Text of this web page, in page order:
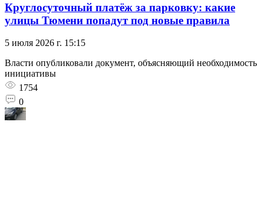
Круглосуточный платёж за парковку: какие
улицы Тюмени попадут под новые правила
5 июля 2026 г. 15:15
Власти опубликовали документ, объясняющий необходимость
инициативы
1754
0